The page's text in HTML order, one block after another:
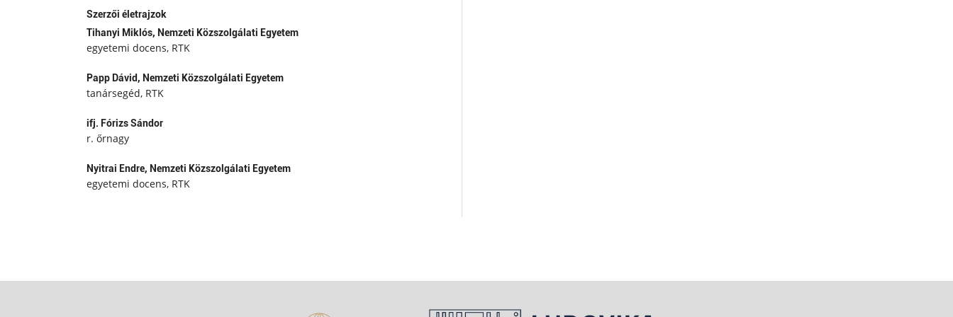
Szerzői életrajzok
Tihanyi Miklós, Nemzeti Közszolgálati Egyetem
egyetemi docens, RTK
Papp Dávid, Nemzeti Közszolgálati Egyetem
tanársegéd, RTK
ifj. Fórizs Sándor
r. őrnagy
Nyitrai Endre, Nemzeti Közszolgálati Egyetem
egyetemi docens, RTK